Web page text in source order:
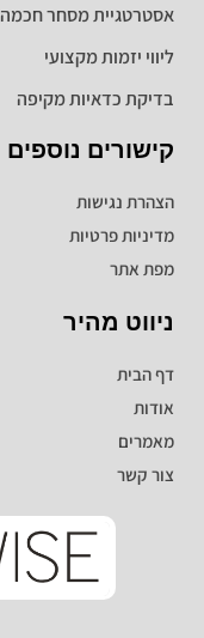
ניווט מהיר
דף הבית
אודות
מאמרים
צור קשר
קישורים נוספים
הצהרת נגישות
מדיניות פרטיות
מפת אתר
אסטרטגיית מסחר חכמה
ליווי יזמות מקצועי
בדיקת כדאיות מקיפה